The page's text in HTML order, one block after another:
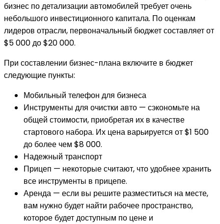
бизнес по детализации автомобилей требует очень
небольшого инвестиционного капитала. По оценкам
лидеров отрасли, первоначальный бюджет составляет от
$5 000 до $20 000.
При составлении бизнес-плана включите в бюджет
следующие пункты:
Мобильный телефон для бизнеса
Инструменты для очистки авто — сэкономьте на
общей стоимости, приобретая их в качестве
стартового набора. Их цена варьируется от $1 500
до более чем $8 000.
Надежный транспорт
Прицеп — некоторые считают, что удобнее хранить
все инструменты в прицепе.
Аренда — если вы решите разместиться на месте,
вам нужно будет найти рабочее пространство,
которое будет доступным по цене и